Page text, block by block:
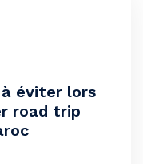
éviter lors
road trip